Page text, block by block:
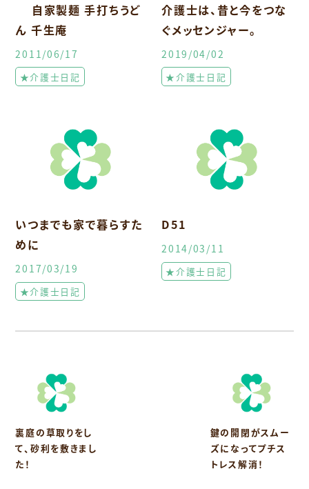
自家製麺 手打ちうど
ん 千生庵
2011/06/17
★介護士日記
介護士は、昔と今をつな
ぐメッセンジャー。
2019/04/02
★介護士日記
いつまでも家で暮らすた
めに
2017/03/19
★介護士日記
D51
2014/03/11
★介護士日記
裏庭の草取りをし
て、砂利を敷きまし
た！
鍵の開閉がスムー
ズになってプチス
トレス解消！